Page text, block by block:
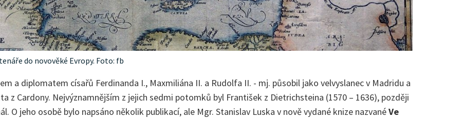
do novověké Evropy. Foto: fb
a diplomatem císařů Ferdinanda I., Maxmiliána II. a Rudolfa II. - mj. působil jako velvyslanec v Madridu a
z Cardony. Nejvýznamnějším z jejich sedmi potomků byl František z Dietrichsteina (1570 – 1636), později
O jeho osobě bylo napsáno několik publikací, ale Mgr. Stanislav Luska v nově vydané knize nazvanéVe